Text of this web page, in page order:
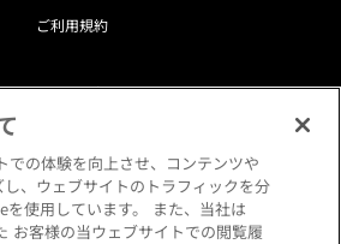
ご利用規約
プライバシーポリシー
クッキーポリシー
閲覧環境について
での体験を向上させ、コンテンツや
、ウェブサイトのトラフィックを分
使用しています。 また、当社は
お客様の当ウェブサイトでの閲覧履